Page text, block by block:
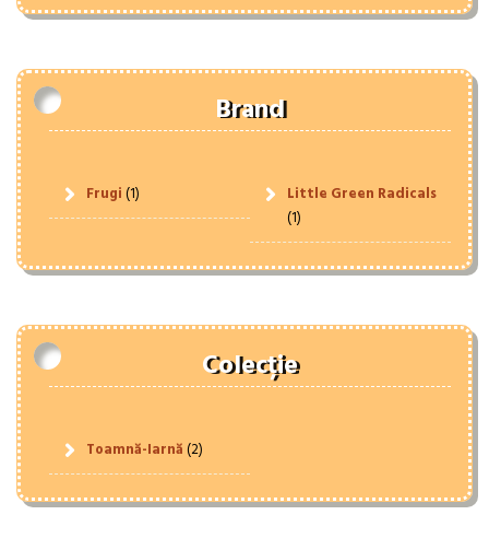
Brand
Frugi(1)
Little Green Radicals
(1)
Colecție
Toamnă-Iarnă(2)